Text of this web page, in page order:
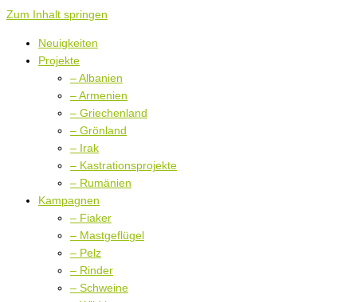
Zum Inhalt springen
Neuigkeiten
Projekte
– Albanien
– Armenien
– Griechenland
– Grönland
– Irak
– Kastrationsprojekte
– Rumänien
Kampagnen
– Fiaker
– Mastgeflügel
– Pelz
– Rinder
– Schweine